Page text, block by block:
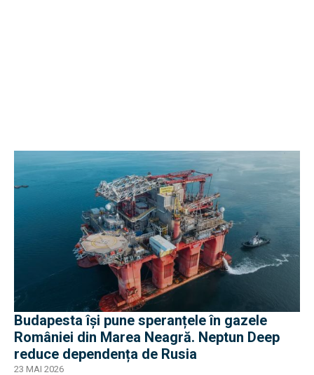
Budapesta își pune speranțele în gazele
României din Marea Neagră. Neptun Deep
reduce dependența de Rusia
23 MAI 2026